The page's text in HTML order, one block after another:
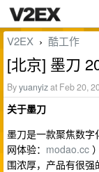
V2EX › 酷工作
[北京] 墨刀
Byyuanyizat Feb 20,
关于墨刀
墨刀是一款聚焦数字
网体验： modao.cc
围浓厚，产品有很